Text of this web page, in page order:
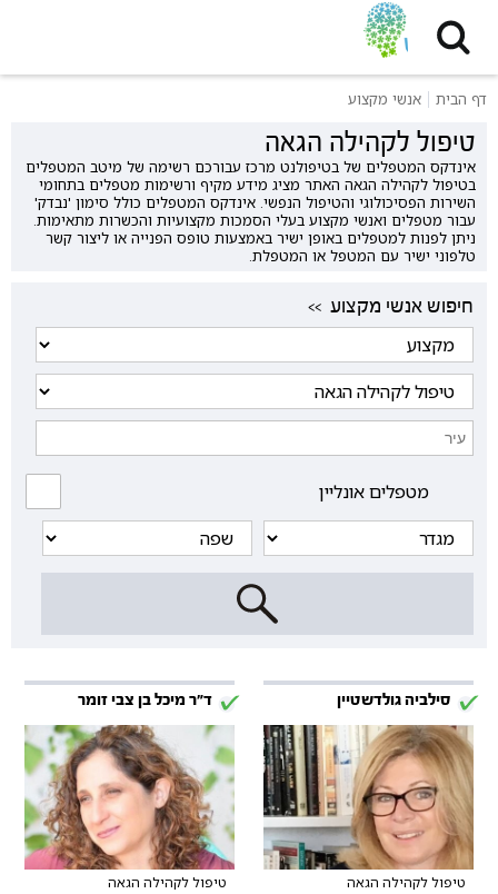
דף הבית אנשי מקצוע
טיפול לקהילה הגאה
אינדקס המטפלים של בטיפולנט מרכז עבורכם רשימה של מיטב המטפלים
בטיפול לקהילה הגאה האתר מציג מידע מקיף ורשימות מטפלים בתחומי
השירות הפסיכולוגי והטיפול הנפשי. אינדקס המטפלים כולל סימון 'נבדק'
עבור מטפלים ואנשי מקצוע בעלי הסמכות מקצועיות והכשרות מתאימות.
ניתן לפנות למטפלים באופן ישיר באמצעות טופס הפנייה או ליצור קשר
טלפוני ישיר עם המטפל או המטפלת.
<< חיפוש אנשי מקצוע
מטפלים אונליין
סילביה גולדשטיין
טיפול לקהילה הגאה
ד"ר מיכל בן צבי זומר
טיפול לקהילה הגאה